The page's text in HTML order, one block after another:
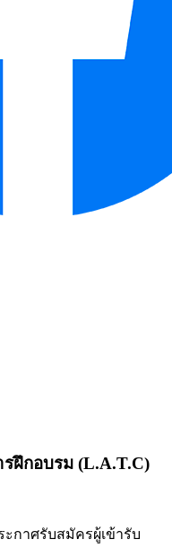
ฝึกอบรม (L.A.T.C)
กาศรับสมัครผู้เข้ารับ